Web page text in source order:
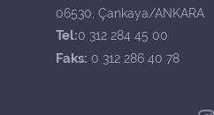
06530, Çankaya/ANKARA
Tel:0 312 284 45 00
Faks: 0 312 286 40 78